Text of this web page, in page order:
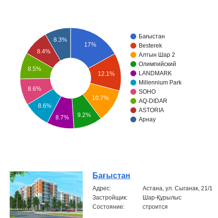
Агентства
Объявления
Кабинет
Бағыстан
Besterek
Алтын Шар 2
Олимпийский
LANDMARK
Millennium Park
SOHO
AQ-DIDAR
ASTORIA
Арнау
17%
12.1%
10.7%
9.2%
8.3%
8.4%
8.5%
8.6%
8.6%
8.7%
Бағыстан
Aдрес:
Астана, ул. Сыганак, 21/1
Застройщик:
Шар-Құрылыс
Состояние:
строится